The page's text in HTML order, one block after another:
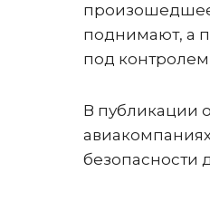
произошедшее
поднимают, а
под
В публикации
безопасности